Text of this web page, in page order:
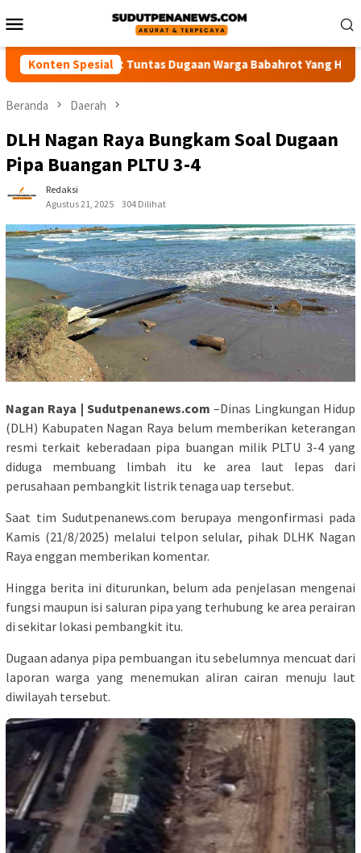
ke
Mobile
Konten Spesial
Usut Tuntas Dugaan Warga Babahrot Yang Hilang Secara
Beranda Daerah
DLH Nagan Raya Bungkam Soal Dugaan
Pipa Buangan PLTU 3-4
Redaksi
Agustus 21, 2025
304 Dilihat
Nagan Raya | Sudutpenanews.com –Dinas Lingkungan Hidup
(DLH) Kabupaten Nagan Raya belum memberikan keterangan
resmi terkait keberadaan pipa buangan milik PLTU 3-4 yang
diduga membuang limbah itu ke area laut lepas dari
perusahaan pembangkit listrik tenaga uap tersebut.
Saat tim Sudutpenanews.com berupaya mengonfirmasi pada
Kamis (21/8/2025) melalui telpon selular, pihak DLHK Nagan
Raya enggan memberikan komentar.
Hingga berita ini diturunkan, belum ada penjelasan mengenai
fungsi maupun isi saluran pipa yang terhubung ke area perairan
di sekitar lokasi pembangkit itu.
Dugaan adanya pipa pembuangan itu sebelumnya mencuat dari
laporan warga yang menemukan aliran cairan menuju laut
diwilayah tersebut.